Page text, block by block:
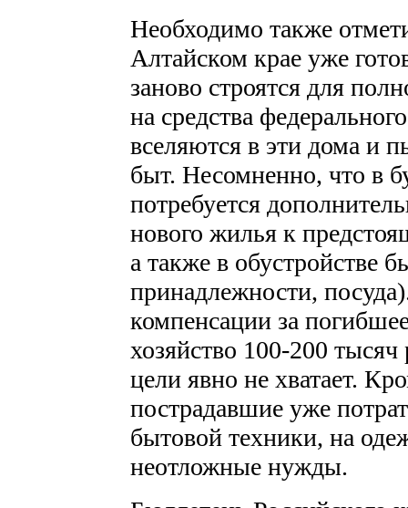
Необходимо также
Алтайском крае уже
заново строятся для
на средства
вселяются в эти дома и
быт. Несомненно, что в
потребуется
нового жилья к
а также в обустройстве
принадлежности,
компенсации за
хозяйство 100-200
цели явно не хватает.
пострадавшие уже
бытовой техники, на
неотложные нужды.